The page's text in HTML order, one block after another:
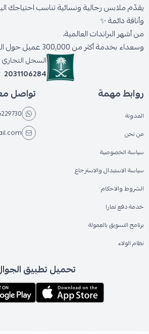
يقدّم ملابس رجالية ونسائية تناسب احتياجك
وأناقة دائمة ✨
من أشهر البراندات العالمية،
وسعداء بخدمة أكثر من 300,000 عميل حول المملكة.
السجل التجاري
2031106284
روابط مهمة
المدونة
من نحن
سياسة الخصوصية
سياسة الاستبدال والاسترجاع
الشروط والاحكام
خدمة دفع تمارا
برنامج التسويق بالعمولة
نظام الولاء
تواصل
تحميل تطبيق